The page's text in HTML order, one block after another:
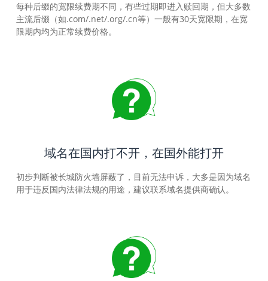
每种后缀的宽限续费期不同，有些过期即进入赎回期，但大多数
主流后缀（如.com/.net/.org/.cn等）一般有30天宽限期，在宽
限期内均为正常续费价格。
域名在国内打不开，在国外能打开
初步判断被长城防火墙屏蔽了，目前无法申诉，大多是因为域名
用于违反国内法律法规的用途，建议联系域名提供商确认。